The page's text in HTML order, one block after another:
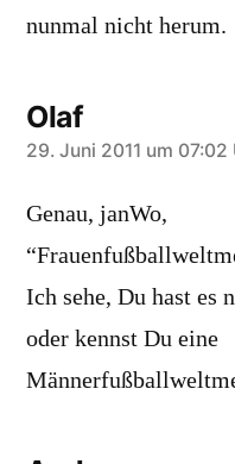
nunmal nicht herum.
Olaf
sagt:
29. Juni 2011 um 07:02
Genau, janWo,
Ich sehe, Du hast es
oder kennst Du eine